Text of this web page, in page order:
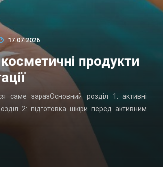
17.07.2026
продукти
саме заразОсновний розділ 1: активні
2: підготовка шкіри перед активним